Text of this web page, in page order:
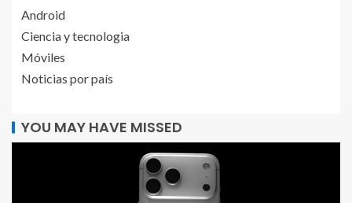
Android
Ciencia y tecnologia
Móviles
Noticias por país
YOU MAY HAVE MISSED